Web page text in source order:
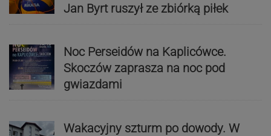
Jan Byrt ruszył ze zbiórką piłek
Noc Perseidów na Kaplicówce.
Skoczów zaprasza na noc pod
gwiazdami
Wakacyjny szturm po dowody. W